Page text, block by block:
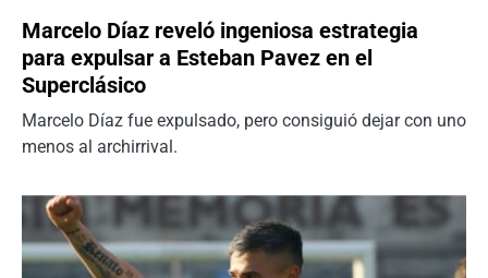
Marcelo Díaz reveló ingeniosa estrategia
para expulsar a Esteban Pavez en el
Superclásico
Marcelo Díaz fue expulsado, pero consiguió dejar con uno
menos al archirrival.